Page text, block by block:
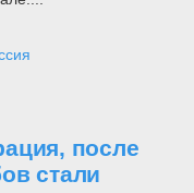
после
стали